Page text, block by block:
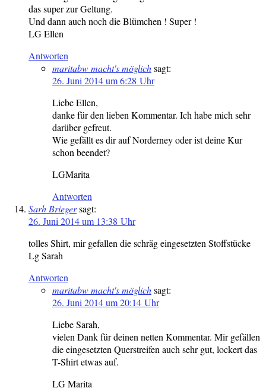
das super zur Geltung.
Und dann auch noch die Blümchen ! Super !
LG Ellen
Antworten
maritabw macht's möglichsagt:
26. Juni 2014 um 6:28 Uhr
Liebe Ellen,
danke für den lieben Kommentar. Ich habe mich sehr
darüber gefreut.
Wie gefällt es dir auf Norderney oder ist deine Kur
schon beendet?
LGMarita
Antworten
Sarh Briegersagt:
26. Juni 2014 um 13:38 Uhr
tolles Shirt, mir gefallen die schräg eingesetzten Stoffstücke
Lg Sarah
Antworten
maritabw macht's möglichsagt:
26. Juni 2014 um 20:14 Uhr
Liebe Sarah,
vielen Dank für deinen netten Kommentar. Mir gefällen
die eingesetzten Querstreifen auch sehr gut, lockert das
T-Shirt etwas auf.
LG Marita